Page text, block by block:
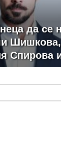
да се
Спирова